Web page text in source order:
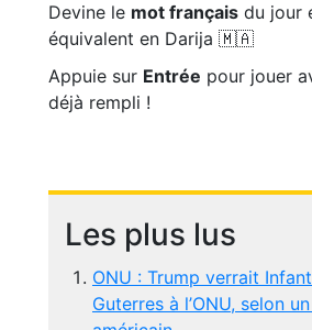
Devine le mot français du jour
équivalent en Darija 🇲🇦
Appuie sur Entrée pour jouer
déjà rempli !
Les plus lus
ONU : Trump verrait
Guterres à l’ONU, selon